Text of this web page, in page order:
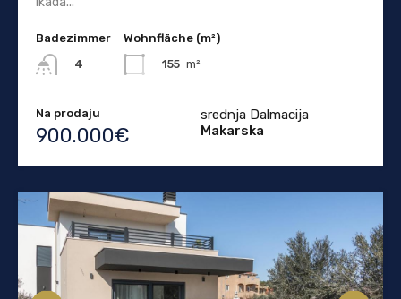
Badezimmer
4
Wohnfläche (m²)
155 m²
Na prodaju
900.000€
srednja Dalmacija
Makarska